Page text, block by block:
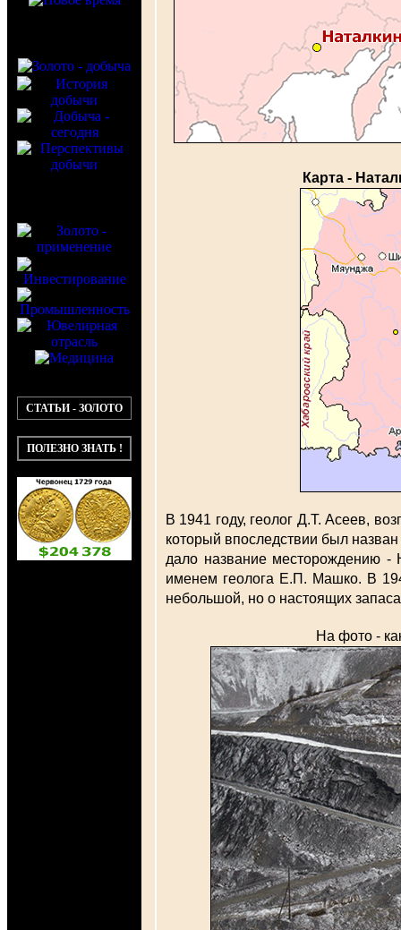
СТАТЬИ - ЗОЛОТО
ПОЛЕЗНО ЗНАТЬ !
Карта -
В 1941 году, геолог Д.Т. Асеев,
который впоследствии был
дало название месторождению -
именем геолога Е.П. Машко. В
небольшой, но о настоящих
На фото -